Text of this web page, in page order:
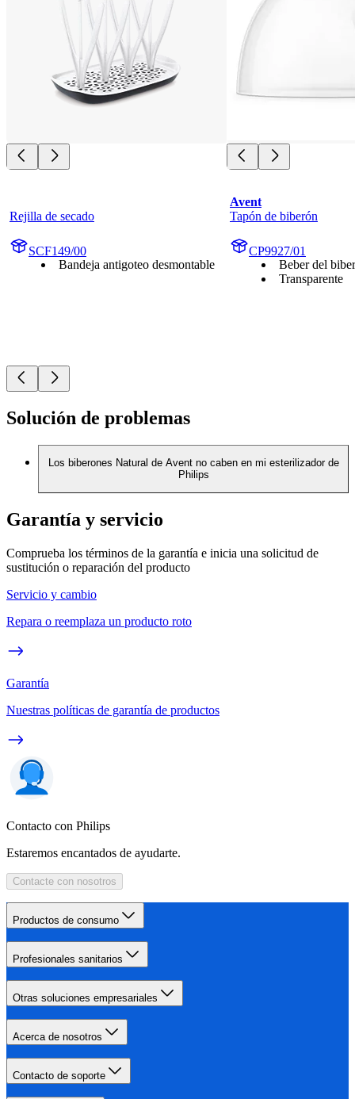
Rejilla de secado
SCF149/00
Bandeja antigoteo desmontable
Avent
Tapón de biberón
CP9927/01
Beber del
Transparente
Solución de problemas
Los biberones Natural de Avent no caben en mi esterilizador de
Philips
Garantía y servicio
Comprueba los términos de la garantía e inicia una solicitud de
sustitución o reparación del producto
Servicio y cambio
Repara o reemplaza un producto roto
Garantía
Nuestras políticas de garantía de productos
Contacto con Philips
Estaremos encantados de ayudarte.
Contacte con nosotros
Productos de consumo
Profesionales sanitarios
Otras soluciones empresariales
Acerca de nosotros
Contacto de soporte